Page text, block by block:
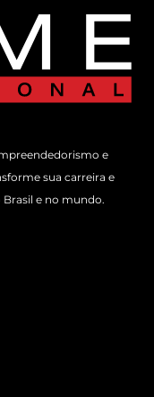
e
sua carreira e
e no mundo.